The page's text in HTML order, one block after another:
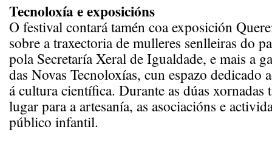
Tecnoloxía e exposicións
O festival contará tamén coa exposición
sobre a traxectoria de mulleres senlleiras do
pola Secretaría Xeral de Igualdade, e mais a
das Novas Tecnoloxías, cun espazo dedicado
á cultura científica. Durante as dúas xornadas
lugar para a artesanía, as asociacións e
público infantil.